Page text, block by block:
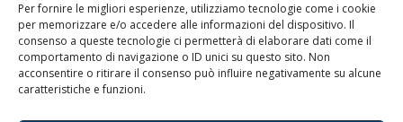
Per fornire le migliori esperienze, utilizziamo tecnologie come i cookie
per memorizzare e/o accedere alle informazioni del dispositivo. Il
consenso a queste tecnologie ci permetterà di elaborare dati come il
comportamento di navigazione o ID unici su questo sito. Non
acconsentire o ritirare il consenso può influire negativamente su alcune
caratteristiche e funzioni.
Shipping
Porti/Interporti
Trasporti